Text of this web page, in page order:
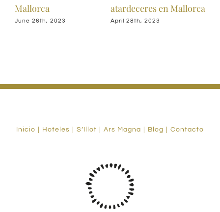
Mallorca
April 28th, 2023
bonitas en Mallorca
July 27th, 2023
Inicio Hoteles S’Illot Ars Magna Blog Contacto